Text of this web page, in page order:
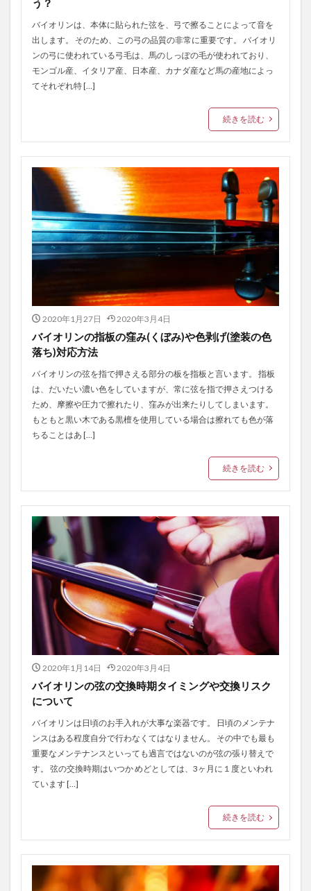
バイオリンは、本体に貼られた弦を、弓で擦ることによって音を
出します。 そのため、この弓の品質の非常に重要です。 バイオリ
ンの弓に使われている弓毛は、馬のしっぽの毛が使われており、
モンゴル産、イタリア産、日本産、カナダ産など馬の産地によっ
てそれぞれ特 […]
続きを読む
2020年1月27日 2020年3月4日
バイオリンの指板の窪み(くぼみ)や色剥げ(塗装の色
落ち)対応方法
バイオリンの弦を指で押さえる部分の板を指板と言います。 指板
は、だいたい濃い色をしていますが、常に弦を指で押さえつける
ため、摩擦や圧力で擦れたり、窪みが出来たりしてしまいます。
もともと黒い木である黒檀を使用している場合は擦れても色が落
ちることはあ […]
続きを読む
2020年1月14日 2020年3月4日
バイオリンの弦の交換時期タイミングや交換リスク
について
バイオリンは日頃のお手入れが大事な楽器です。 日頃のメンテナ
ンスはある程度自分で行わなくてはなりません。 その中でも最も
重要なメンテナンスといっても過言ではないのが弦の張り替えで
す。 弦の交換時期はいつか めどとしては、3ヶ月に１度といわれ
ています […]
続きを読む